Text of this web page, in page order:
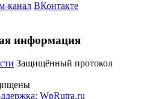
канал ВКонтакте
информация
Защищённый протокол
WpRutra.ru